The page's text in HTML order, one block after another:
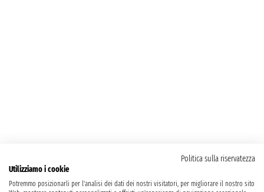
Politica sulla riservatezza
Utilizziamo i cookie
Potremmo posizionarli per l'analisi dei dati dei nostri visitatori, per migliorare il nostro sito